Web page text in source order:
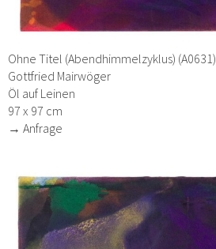
Ohne Titel (Abendhimmelzyklus) (A0631)
Gottfried Mairwöger
Öl auf Leinen
97 x 97 cm
→ Anfrage